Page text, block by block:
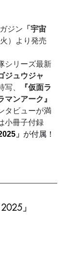
ジン 「宇宙
）より発売
シリーズ最新
ジュウジャ
、
『仮面ラ
マンアーク』
タビューが満
小冊子付録
」 が付属！
2025 」